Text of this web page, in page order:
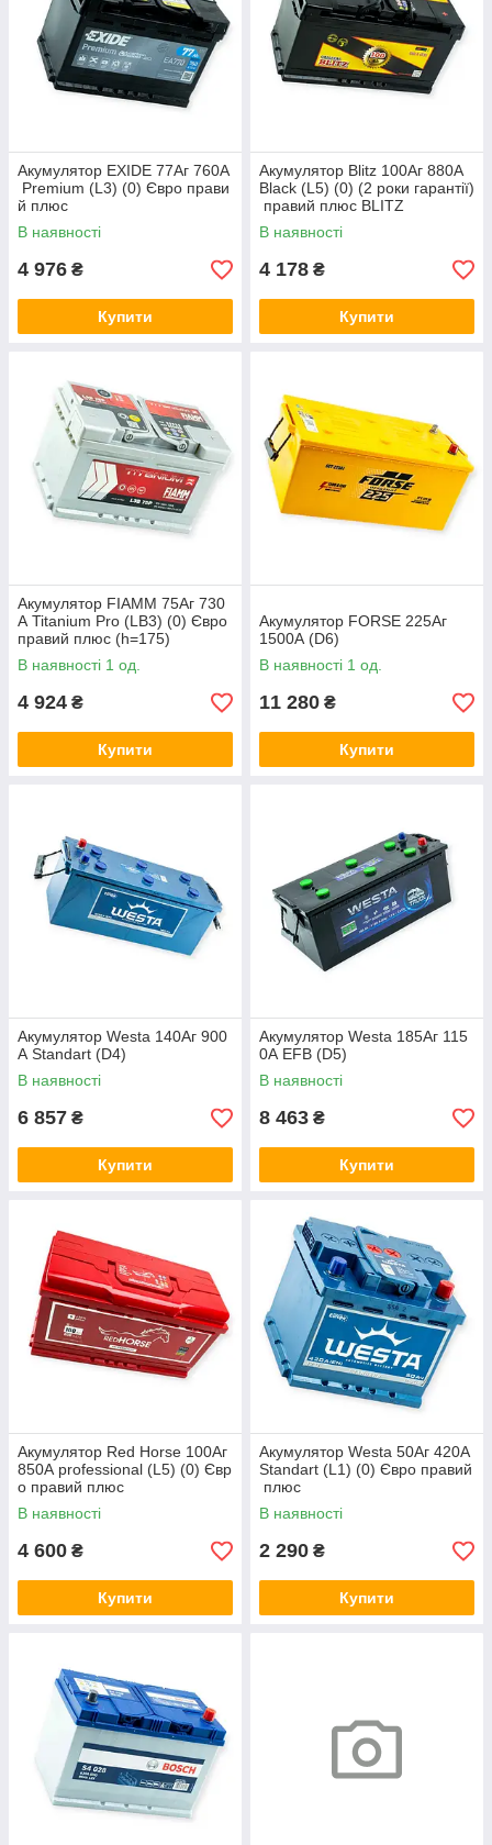
Акумулятор EXIDE 77Аг 760А
Premium (L3) (0) Євро прави
й плюс
В наявності
4 976 ₴
Купити
Акумулятор Blitz 100Аг 880А
Black (L5) (0) (2 роки гарантії)
правий плюс BLITZ
В наявності
4 178 ₴
Купити
Акумулятор FIAMM 75Аг 730
А Titanium Pro (LB3) (0) Євро
правий плюс (h=175)
В наявності 1 од.
4 924 ₴
Купити
Акумулятор FORSE 225Аг
1500А (D6)
В наявності 1 од.
11 280 ₴
Купити
Акумулятор Westa 140Аг 900
А Standart (D4)
В наявності
6 857 ₴
Купити
Акумулятор Westa 185Аг 115
0А EFB (D5)
В наявності
8 463 ₴
Купити
Акумулятор Red Horse 100Аг
850А professional (L5) (0) Євр
о правий плюс
В наявності
4 600 ₴
Купити
Акумулятор Westa 50Аг 420A
Standart (L1) (0) Євро правий
плюс
В наявності
2 290 ₴
Купити